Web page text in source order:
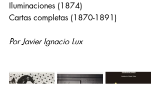
Iluminaciones (1874)
Cartas completas (1870-1891)
Por Javier Ignacio Lux